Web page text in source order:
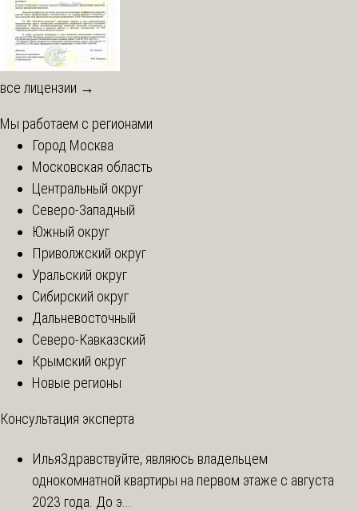
все лицензии →
Мы работаем с регионами
Город Москва
Московская область
Центральный округ
Северо-Западный
Южный округ
Приволжский округ
Уральский округ
Сибирский округ
Дальневосточный
Северо-Кавказский
Крымский округ
Новые регионы
Консультация эксперта
ИльяЗдравствуйте, являюсь владельцем
однокомнатной квартиры на первом этаже с августа
2023 года. До э...